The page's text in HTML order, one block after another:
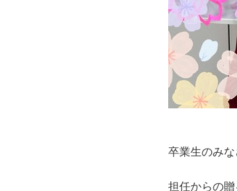
卒業生のみな
担任からの贈